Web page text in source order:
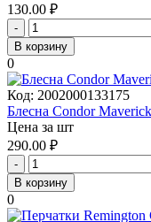
130.00 ₽
-
В корзину
0
Код: 2002000133175
Блесна Condor
Цена за шт
290.00 ₽
-
В корзину
0